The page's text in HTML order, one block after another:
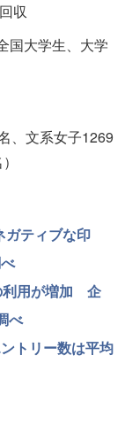
収
国大学生、大学
、文系女子1269
ガティブな印
利用が増加 企
べ
トリー数は平均